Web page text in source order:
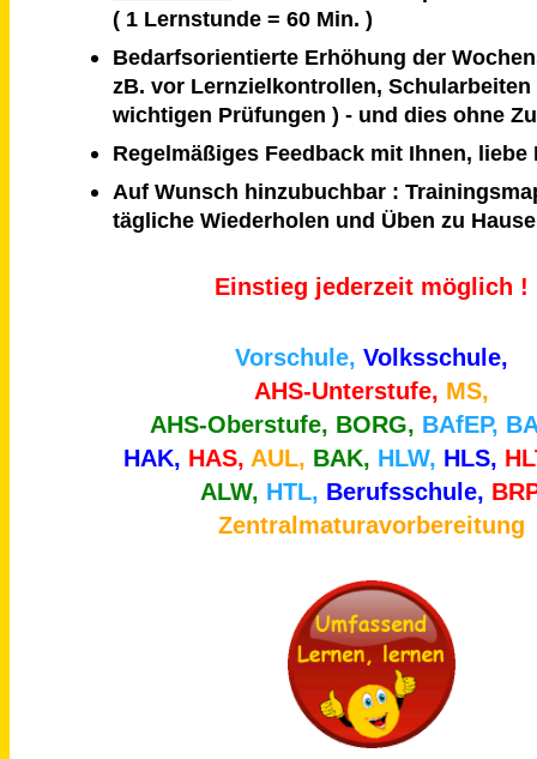
( 1 Lernstunde = 60 Min. )
Bedarfsorientierte Erhöhung der
zB. vor Lernzielkontrollen, Schularbeiten
wichtigen Prüfungen ) - und dies ohne
Regelmäßiges Feedback mit Ihnen, liebe
Auf Wunsch hinzubuchbar :
tägliche Wiederholen und Üben zu Hause
Einstieg jederzeit möglich !
Vorschule, Volksschule,
AHS-Unterstufe, MS,
AHS-Oberstufe, BORG, BAfEP,
HAK, HAS, AUL, BAK, HLW, HLS,
ALW, HTL, Berufsschule,
Zentralmaturavorbereitung